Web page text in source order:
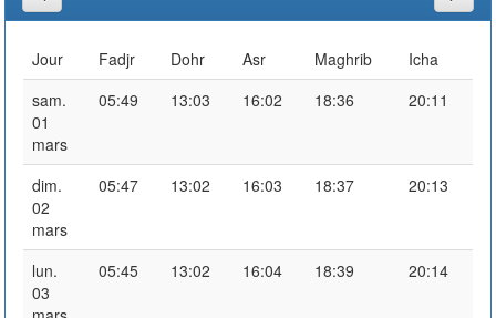
Jour Fadjr Dohr Asr Maghrib
Icha
sam.
01
mars
05:49 13:03 16:02 18:36 20:11
dim.
02
mars
05:47 13:02 16:03 18:37 20:13
lun.
03
05:45 13:02 16:04 18:39 20:14